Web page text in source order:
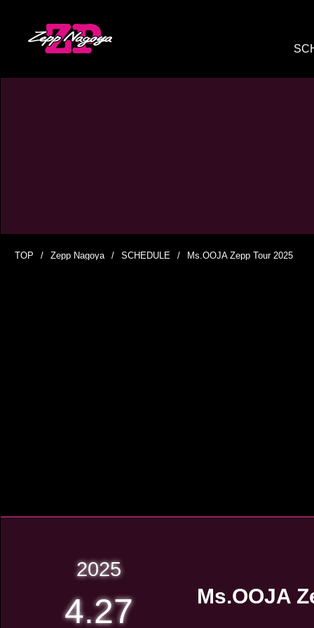
TOP Zepp Nagoya SCHEDULE Ms.OOJA Zepp Tour 2025
2025
4.27 Ms.OOJA